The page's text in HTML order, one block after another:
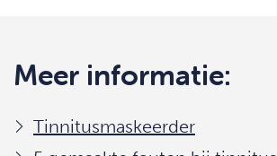
Meer informatie:
Tinnitusmaskeerder